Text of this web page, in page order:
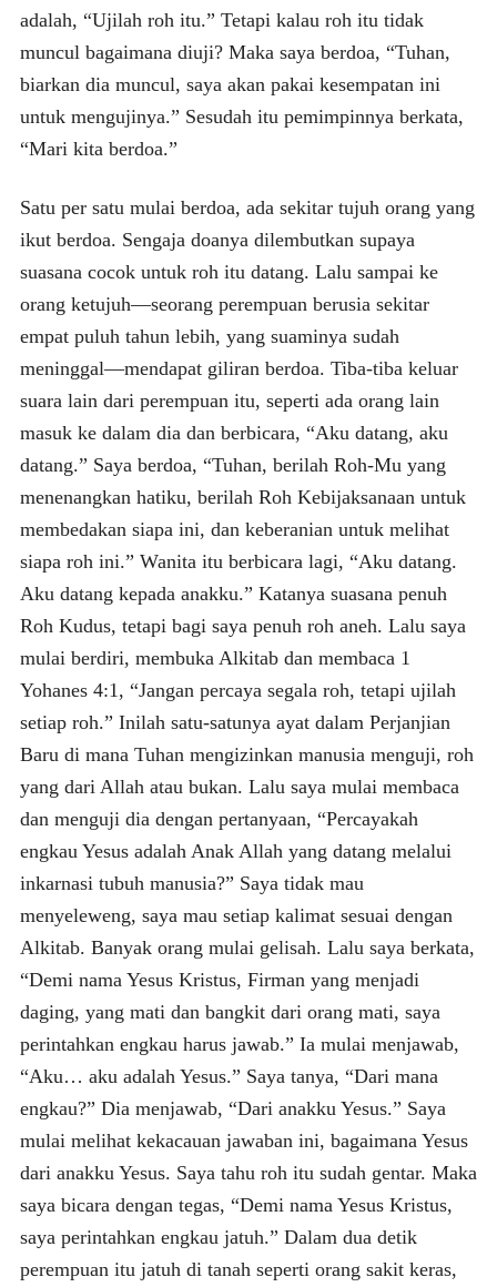
adalah, “Ujilah roh itu.” Tetapi kalau roh itu tidak
muncul bagaimana diuji? Maka saya berdoa, “Tuhan,
biarkan dia muncul, saya akan pakai kesempatan ini
untuk mengujinya.” Sesudah itu pemimpinnya berkata,
“Mari kita berdoa.”
Satu per satu mulai berdoa, ada sekitar tujuh orang yang
ikut berdoa. Sengaja doanya dilembutkan supaya
suasana cocok untuk roh itu datang. Lalu sampai ke
orang ketujuh—seorang perempuan berusia sekitar
empat puluh tahun lebih, yang suaminya sudah
meninggal—mendapat giliran berdoa. Tiba-tiba keluar
suara lain dari perempuan itu, seperti ada orang lain
masuk ke dalam dia dan berbicara, “Aku datang, aku
datang.” Saya berdoa, “Tuhan, berilah Roh-Mu yang
menenangkan hatiku, berilah Roh Kebijaksanaan untuk
membedakan siapa ini, dan keberanian untuk melihat
siapa roh ini.” Wanita itu berbicara lagi, “Aku datang.
Aku datang kepada anakku.” Katanya suasana penuh
Roh Kudus, tetapi bagi saya penuh roh aneh. Lalu saya
mulai berdiri, membuka Alkitab dan membaca 1
Yohanes 4:1, “Jangan percaya segala roh, tetapi ujilah
setiap roh.” Inilah satu-satunya ayat dalam Perjanjian
Baru di mana Tuhan mengizinkan manusia menguji, roh
yang dari Allah atau bukan. Lalu saya mulai membaca
dan menguji dia dengan pertanyaan, “Percayakah
engkau Yesus adalah Anak Allah yang datang melalui
inkarnasi tubuh manusia?” Saya tidak mau
menyeleweng, saya mau setiap kalimat sesuai dengan
Alkitab. Banyak orang mulai gelisah. Lalu saya berkata,
“Demi nama Yesus Kristus, Firman yang menjadi
daging, yang mati dan bangkit dari orang mati, saya
perintahkan engkau harus jawab.” Ia mulai menjawab,
“Aku… aku adalah Yesus.” Saya tanya, “Dari mana
engkau?” Dia menjawab, “Dari anakku Yesus.” Saya
mulai melihat kekacauan jawaban ini, bagaimana Yesus
dari anakku Yesus. Saya tahu roh itu sudah gentar. Maka
saya bicara dengan tegas, “Demi nama Yesus Kristus,
saya perintahkan engkau jatuh.” Dalam dua detik
perempuan itu jatuh di tanah seperti orang sakit keras,